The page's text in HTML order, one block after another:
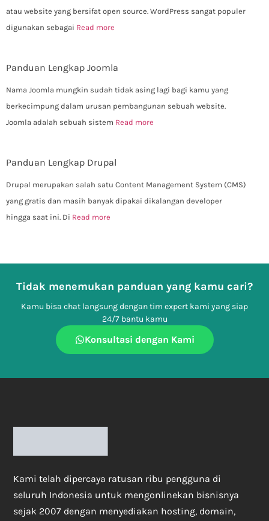
atau website yang bersifat open source. WordPress sangat populer
digunakan sebagai Read more
Panduan Lengkap Joomla
Nama Joomla mungkin sudah tidak asing lagi bagi kamu yang
berkecimpung dalam urusan pembangunan sebuah website.
Joomla adalah sebuah sistem Read more
Panduan Lengkap Drupal
Drupal merupakan salah satu Content Management System (CMS)
yang gratis dan masih banyak dipakai dikalangan developer
hingga saat ini. Di Read more
Tidak menemukan panduan yang kamu cari?
Kamu bisa chat langsung dengan tim expert kami yang siap
24/7 bantu kamu
Konsultasi dengan Kami
Kami telah dipercaya ratusan ribu pengguna di
seluruh Indonesia untuk mengonlinekan bisnisnya
sejak 2007 dengan menyediakan hosting, domain,